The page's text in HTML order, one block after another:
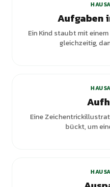
Aufgaben
Ein Kind staubt mit
gleichzeitig,
Eine
bückt, um